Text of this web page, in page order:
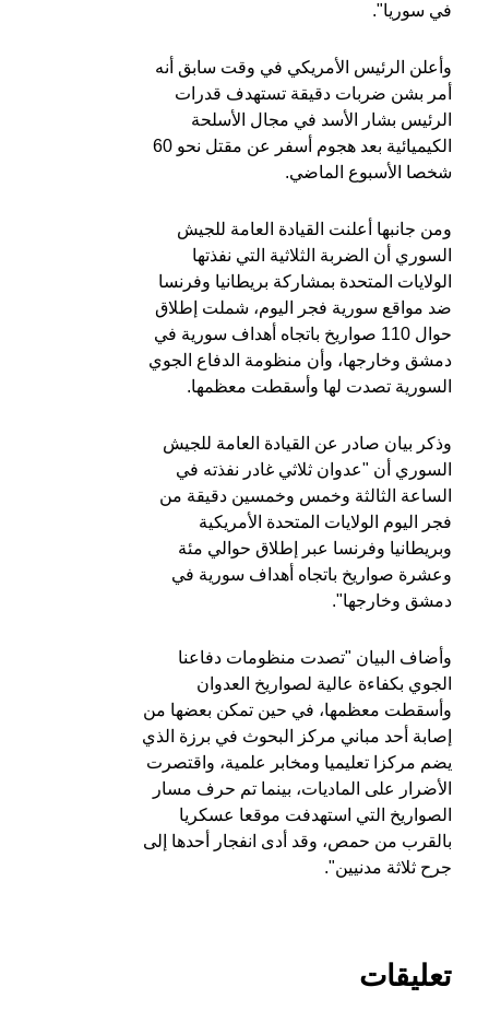
في سوريا".
وأعلن الرئيس الأمريكي في وقت سابق أنه
أمر بشن ضربات دقيقة تستهدف قدرات
الرئيس بشار الأسد في مجال الأسلحة
الكيميائية بعد هجوم أسفر عن مقتل نحو 60
شخصا الأسبوع الماضي.
ومن جانبها أعلنت القيادة العامة للجيش
السوري أن الضربة الثلاثية التي نفذتها
الولايات المتحدة بمشاركة بريطانيا وفرنسا
ضد مواقع سورية فجر اليوم، شملت إطلاق
حوال 110 صواريخ باتجاه أهداف سورية في
دمشق وخارجها، وأن منظومة الدفاع الجوي
السورية تصدت لها وأسقطت معظمها.
وذكر بيان صادر عن القيادة العامة للجيش
السوري أن "عدوان ثلاثي غادر نفذته في
الساعة الثالثة وخمس وخمسين دقيقة من
فجر اليوم الولايات المتحدة الأمريكية
وبريطانيا وفرنسا عبر إطلاق حوالي مئة
وعشرة صواريخ باتجاه أهداف سورية في
دمشق وخارجها".
وأضاف البيان "تصدت منظومات دفاعنا
الجوي بكفاءة عالية لصواريخ العدوان
وأسقطت معظمها، في حين تمكن بعضها من
إصابة أحد مباني مركز البحوث في برزة الذي
يضم مركزا تعليميا ومخابر علمية، واقتصرت
الأضرار على الماديات، بينما تم حرف مسار
الصواريخ التي استهدفت موقعا عسكريا
بالقرب من حمص، وقد أدى انفجار أحدها إلى
جرح ثلاثة مدنيين".
تعليقات